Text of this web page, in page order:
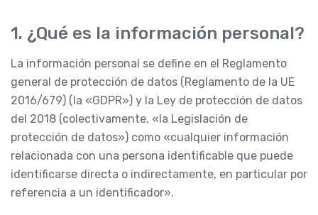
1. ¿Qué es la información personal?
La información personal se define en el Reglamento
general de protección de datos (Reglamento de la UE
2016/679) (la «GDPR») y la Ley de protección de datos
del 2018 (colectivamente, «la Legislación de
protección de datos») como «cualquier información
relacionada con una persona identificable que puede
identificarse directa o indirectamente, en particular por
referencia a un identificador».